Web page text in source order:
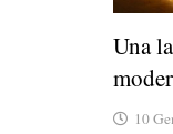
Una
10